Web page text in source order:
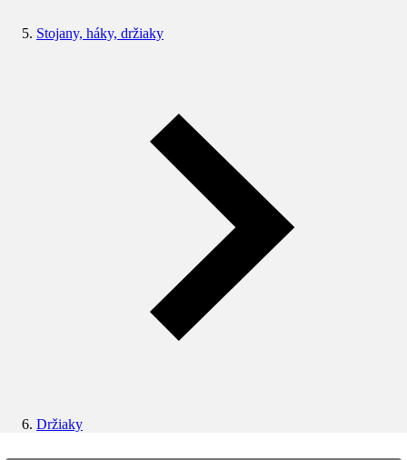
Stojany, háky, držiaky
Držiaky